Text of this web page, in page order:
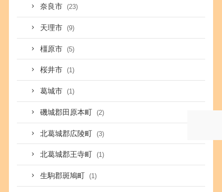
奈良市 (23)
天理市 (9)
橿原市 (5)
桜井市 (1)
葛城市 (1)
磯城郡田原本町 (2)
北葛城郡広陵町 (3)
北葛城郡王寺町 (1)
生駒郡斑鳩町 (1)